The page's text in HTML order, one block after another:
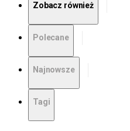
Zobacz również
Polecane
Najnowsze
Tagi